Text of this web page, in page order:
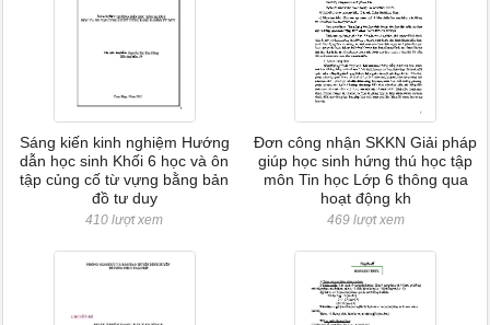
Sáng kiến kinh nghiệm Hướng
dẫn học sinh Khối 6 học và ôn
tập củng cố từ vựng bằng bản
đồ tư duy
410 lượt xem
Đơn công nhận SKKN Giải pháp
giúp học sinh hứng thú học tập
môn Tin học Lớp 6 thông qua
hoạt động kh
469 lượt xem